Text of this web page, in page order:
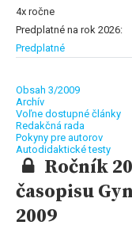
4x ročne
Predplatné na rok 2026:
Predplatné
Obsah 3/2009
Archív
Voľne dostupné články
Redakčná rada
Pokyny pre autorov
Autodidaktické testy
Ročník
časopisu
2009